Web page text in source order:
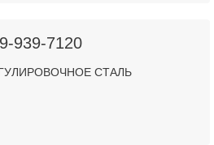
939-7120
СТАЛЬ